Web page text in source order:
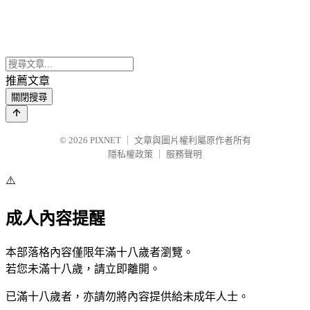
推薦文章
關閉搜尋
© 2026 PIXNET
文章與圖片權利屬原作者所有
隱私權政策
服務聲明
⚠️
成人內容提醒
本部落格內容僅限年滿十八歲者瀏覽。
若您未滿十八歲，請立即離開。
已滿十八歲者，亦請勿將內容提供給未成年人士。